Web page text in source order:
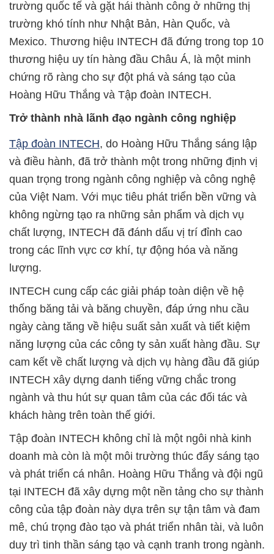
trường quốc tế và gặt hái thành công ở những thị
trường khó tính như Nhật Bản, Hàn Quốc, và
Mexico. Thương hiệu INTECH đã đứng trong top 10
thương hiệu uy tín hàng đầu Châu Á, là một minh
chứng rõ ràng cho sự đột phá và sáng tạo của
Hoàng Hữu Thắng và Tập đoàn INTECH.
Trở thành nhà lãnh đạo ngành công nghiệp
Tập đoàn INTECH, do Hoàng Hữu Thắng sáng lập
và điều hành, đã trở thành một trong những định vị
quan trọng trong ngành công nghiệp và công nghệ
của Việt Nam. Với mục tiêu phát triển bền vững và
không ngừng tạo ra những sản phẩm và dịch vụ
chất lượng, INTECH đã đánh dấu vị trí đỉnh cao
trong các lĩnh vực cơ khí, tự động hóa và năng
lượng.
INTECH cung cấp các giải pháp toàn diện về hệ
thống băng tải và băng chuyền, đáp ứng nhu cầu
ngày càng tăng về hiệu suất sản xuất và tiết kiệm
năng lượng của các công ty sản xuất hàng đầu. Sự
cam kết về chất lượng và dịch vụ hàng đầu đã giúp
INTECH xây dựng danh tiếng vững chắc trong
ngành và thu hút sự quan tâm của các đối tác và
khách hàng trên toàn thế giới.
Tập đoàn INTECH không chỉ là một ngôi nhà kinh
doanh mà còn là một môi trường thúc đẩy sáng tạo
và phát triển cá nhân. Hoàng Hữu Thắng và đội ngũ
tại INTECH đã xây dựng một nền tảng cho sự thành
công của tập đoàn này dựa trên sự tận tâm và đam
mê, chú trọng đào tạo và phát triển nhân tài, và luôn
duy trì tinh thần sáng tạo và cạnh tranh trong ngành.